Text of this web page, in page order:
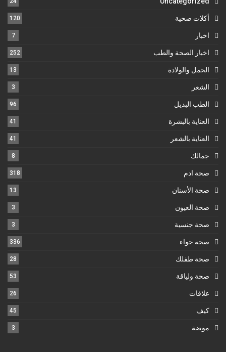
أكلات صحية 120
اخبار 7
اخبار الصحة والطب 252
الحمل والولادة 13
الشعر 3
الطب البديل 96
العناية بالبشرة 41
العناية بالشعر 41
جمالك 8
صحة ادم 318
صحة الأسنان 13
صحة العيون 3
صحة جنسية 3
صحة حواء 336
صحة طفلك 28
صحة ولياقة 53
علاقات 26
كيف 45
موضة 3